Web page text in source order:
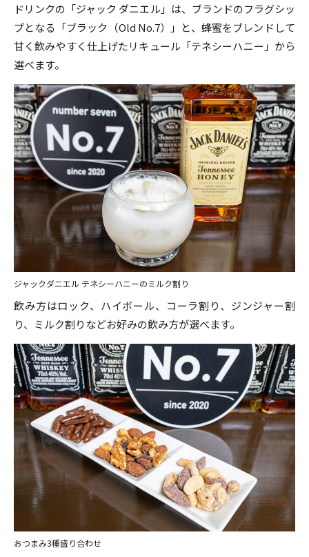
ドリンクの「ジャック ダニエル」は、ブランドのフラグシッ
プとなる「ブラック（Old No.7）」と、蜂蜜をブレンドして
甘く飲みやすく仕上げたリキュール「テネシーハニー」から
選べます。
ジャックダニエル テネシーハニーのミルク割り
飲み方はロック、ハイボール、コーラ割り、ジンジャー割
り、ミルク割りなどお好みの飲み方が選べます。
おつまみ3種盛り合わせ